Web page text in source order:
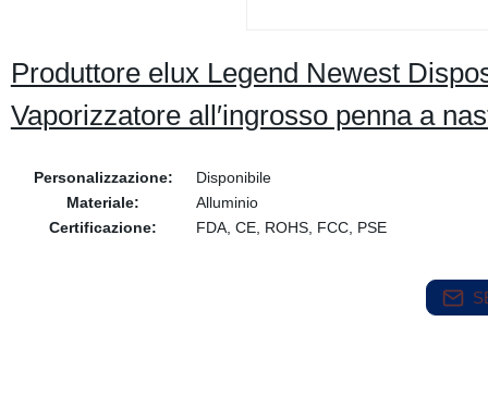
Produttore elux Legend Newest
Vaporizzatore all′ingrosso penna a
Personalizzazione:
Disponibile
Materiale:
Alluminio
Certificazione:
FDA, CE, ROHS, FCC, PSE